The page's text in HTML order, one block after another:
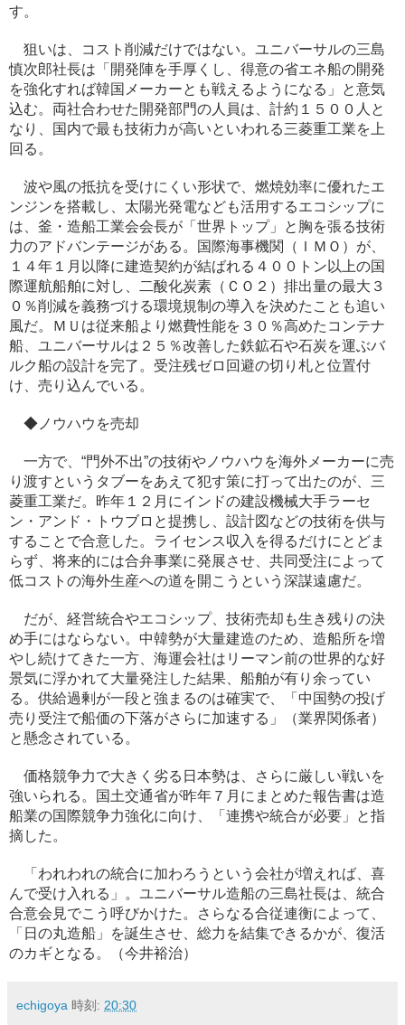
す。
狙いは、コスト削減だけではない。ユニバーサルの三島
慎次郎社長は「開発陣を手厚くし、得意の省エネ船の開発
を強化すれば韓国メーカーとも戦えるようになる」と意気
込む。両社合わせた開発部門の人員は、計約１５００人と
なり、国内で最も技術力が高いといわれる三菱重工業を上
回る。
波や風の抵抗を受けにくい形状で、燃焼効率に優れたエ
ンジンを搭載し、太陽光発電なども活用するエコシップに
は、釜・造船工業会会長が「世界トップ」と胸を張る技術
力のアドバンテージがある。国際海事機関（ＩＭＯ）が、
１４年１月以降に建造契約が結ばれる４００トン以上の国
際運航船舶に対し、二酸化炭素（ＣＯ２）排出量の最大３
０％削減を義務づける環境規制の導入を決めたことも追い
風だ。ＭＵは従来船より燃費性能を３０％高めたコンテナ
船、ユニバーサルは２５％改善した鉄鉱石や石炭を運ぶバ
ルク船の設計を完了。受注残ゼロ回避の切り札と位置付
け、売り込んでいる。
◆ノウハウを売却
一方で、“門外不出”の技術やノウハウを海外メーカーに売
り渡すというタブーをあえて犯す策に打って出たのが、三
菱重工業だ。昨年１２月にインドの建設機械大手ラーセ
ン・アンド・トウブロと提携し、設計図などの技術を供与
することで合意した。ライセンス収入を得るだけにとどま
らず、将来的には合弁事業に発展させ、共同受注によって
低コストの海外生産への道を開こうという深謀遠慮だ。
だが、経営統合やエコシップ、技術売却も生き残りの決
め手にはならない。中韓勢が大量建造のため、造船所を増
やし続けてきた一方、海運会社はリーマン前の世界的な好
景気に浮かれて大量発注した結果、船舶が有り余ってい
る。供給過剰が一段と強まるのは確実で、「中国勢の投げ
売り受注で船価の下落がさらに加速する」（業界関係者）
と懸念されている。
価格競争力で大きく劣る日本勢は、さらに厳しい戦いを
強いられる。国土交通省が昨年７月にまとめた報告書は造
船業の国際競争力強化に向け、「連携や統合が必要」と指
摘した。
「われわれの統合に加わろうという会社が増えれば、喜
んで受け入れる」。ユニバーサル造船の三島社長は、統合
合意会見でこう呼びかけた。さらなる合従連衡によって、
「日の丸造船」を誕生させ、総力を結集できるかが、復活
のカギとなる。（今井裕治）
echigoya 時刻: 20:30